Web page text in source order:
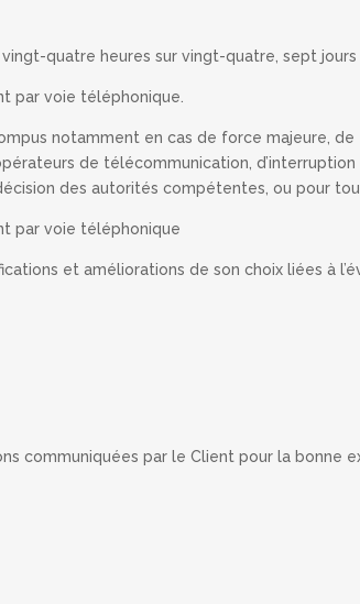
vingt-quatre heures sur vingt-quatre, sept jours
par voie téléphonique.
notamment en cas de force majeure, de
de télécommunication,
des autorités compétentes, ou pour
par voie téléphonique
et améliorations de son choix liées à
communiquées par le Client pour la bonne